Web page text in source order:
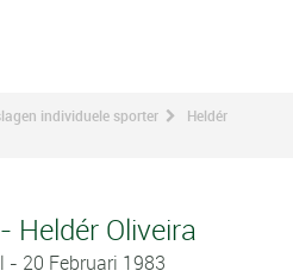
individuele sporter
Heldér
Heldér Oliveira
- 20 Februari 1983